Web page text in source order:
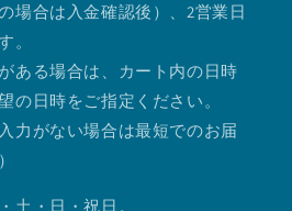
場合は入金確認後）、2営業日
。
ある場合は、カート内の日時
の日時をご指定ください。
力がない場合は最短でのお届
土・日・祝日。